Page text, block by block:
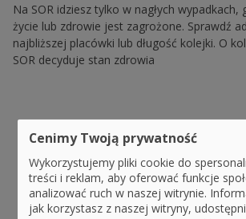
Na SOR idziesz tylko w nagłych wypadkach,
życie lub zdrowie jest zagrożone. Sprawdź
najbliższej placówki lub długość kolejki. O
SOR decyduje stan zdrowia
Chcesz się umówić na
profilaktyczne?
Sprawdź, jak łatwo i szybko umówisz się
Cenimy Twoją prywatność
Wykorzystujemy pliki cookie do
treści i reklam, aby oferować funkcje
analizować ruch w naszej witrynie.
jak korzystasz z naszej witryny,